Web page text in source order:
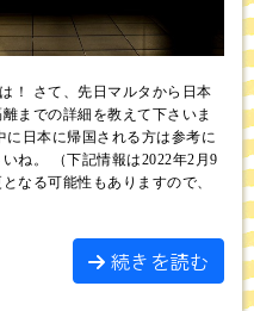
！ さて、先日マルタから日本
までの詳細を教えて下さいま
に日本に帰国される方は参考に
ね。 （下記情報は2022年2月9
なる可能性もありますので、
続きを読む